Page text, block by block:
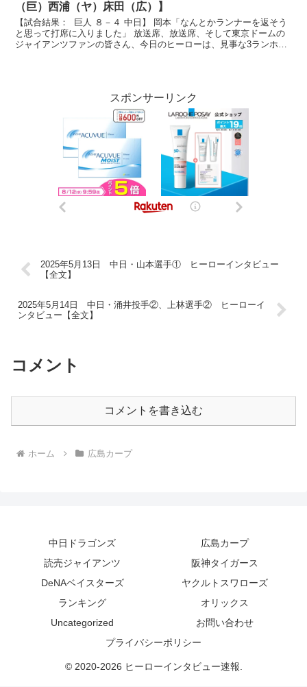
（巨）西浦（ヤ）床田（広）】
【試合結果： 巨人 ８－４ 中日】 岡本「なんとかランナーを返そう
と思って打席に入りました」 放送席、放送席、そして東京ドームの
ジャイアンツファンの皆さん、今日のヒーローは、見事な3ランホー
スポンサーリンク
2025年5月13日 中日・山本選手① ヒーローインタビュー
【全文】
2025年5月14日 中日・涌井投手②、上林選手② ヒーローイ
ンタビュー【全文】
コメント
コメントを書き込む
ホーム 広島カープ
中日ドラゴンズ
広島カープ
読売ジャイアンツ
阪神タイガース
DeNAベイスターズ
ヤクルトスワローズ
ランキング
オリックス
Uncategorized
お問い合わせ
プライバシーポリシー
© 2020-2026 ヒーローインタビュー速報.